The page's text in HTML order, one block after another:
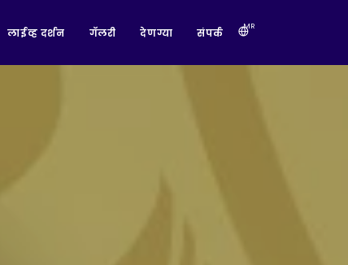
MR
लाईव्ह दर्शन गॅलरी देणग्या संपर्क